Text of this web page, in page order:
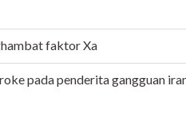
faktor Xa
pada penderita gangguan